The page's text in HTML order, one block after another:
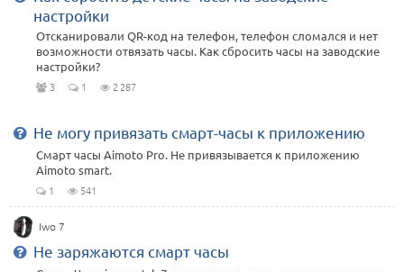
настройки
Отсканировали QR-код на телефон, телефон сломался и нет
возможности отвязать часы. Как сбросить часы на заводские
настройки?
3 1 2 287
Не могу привязать смарт-часы к приложению
Смарт часы Aimoto Pro. Не привязывается к приложению
Aimoto smart.
1 541
Iwo 7
Не заряжаются смарт часы